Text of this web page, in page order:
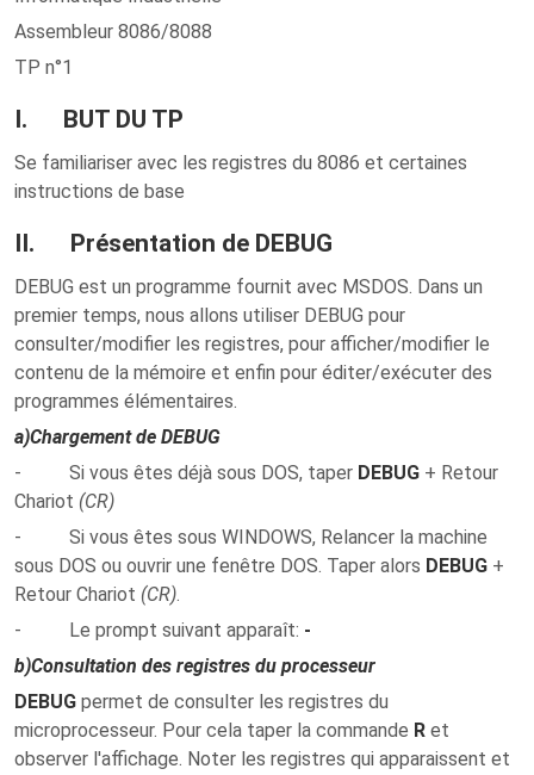
Assembleur 8086/8088
TP n°1
I. BUT DU TP
Se familiariser avec les registres du 8086 et certaines
instructions de base
II. Présentation de DEBUG
DEBUG est un programme fournit avec MSDOS. Dans un
premier temps, nous allons utiliser DEBUG pour
consulter/modifier les registres, pour afficher/modifier le
contenu de la mémoire et enfin pour éditer/exécuter des
programmes élémentaires.
a)Chargement de DEBUG
- Si vous êtes déjà sous DOS, taper DEBUG + Retour
Chariot (CR)
- Si vous êtes sous WINDOWS, Relancer la machine
sous DOS ou ouvrir une fenêtre DOS. Taper alors DEBUG +
Retour Chariot (CR).
- Le prompt suivant apparaît: -
b)Consultation des registres du processeur
DEBUG permet de consulter les registres du
microprocesseur. Pour cela taper la commande R et
observer l'affichage. Noter les registres qui apparaissent et